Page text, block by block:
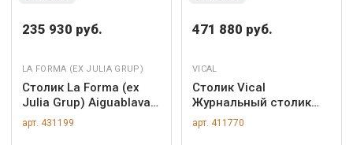
235 930 руб.
LA FORMA (ЕХ JULIA GRUP)
Столик La Forma (ех
Julia Grup) Aiguablava
Круглый журнальный
столик из белого
арт. 431199
471 880 руб.
VICAL
Столик Vical
Журнальный столик
Samsun 180x70 арт.
169649
арт. 411770